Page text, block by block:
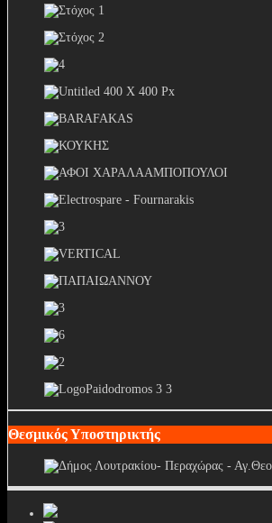
Θεσμικός Υποστηρικτής